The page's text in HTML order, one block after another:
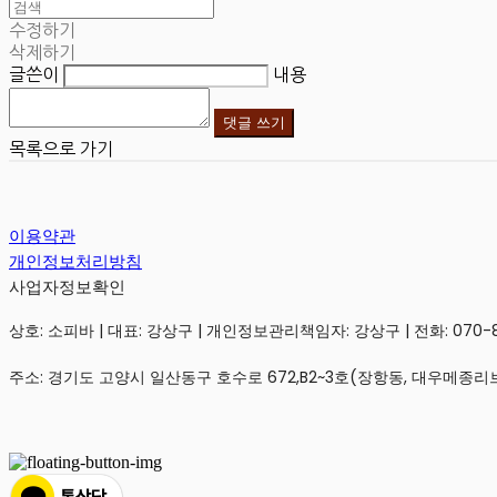
수정하기
삭제하기
글쓴이
내용
댓글 쓰기
목록으로 가기
이용약관
개인정보처리방침
사업자정보확인
상호: 소피바 | 대표: 강상구 | 개인정보관리책임자: 강상구 | 전화:
주소: 경기도 고양시 일산동구 호수로 672,B2~3호(장항동, 대우메종